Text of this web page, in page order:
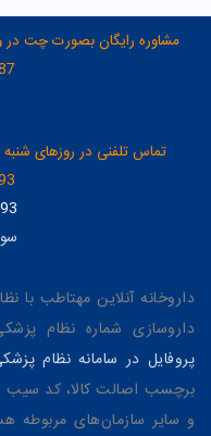
داروخانه آنلاین مهتاطب با
داروسازی شماره نظام پزشکی: د-3247،
پروفایل در سامانه نظام
برچسب اصالت کالا، کد سیب
و سایر سازمان‌های مربوطه